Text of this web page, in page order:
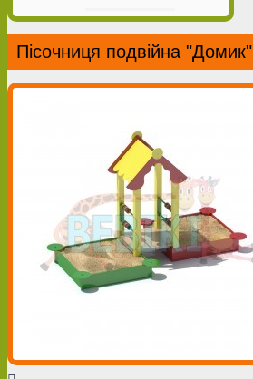
Пісочниця подвійна "Домик"